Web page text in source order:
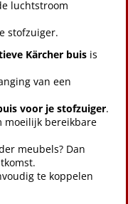
luchtstroom
stofzuiger.
Kärcher buis is
van een
voor je stofzuiger.
moeilijk bereikbare
meubels? Dan
te koppelen